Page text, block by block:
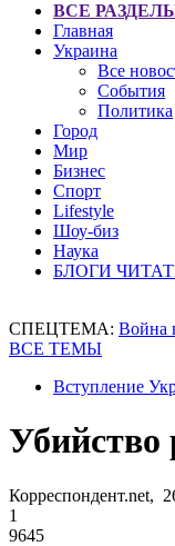
ВСЕ
Главная
Украина
Все
События
Политика
Город
Мир
Бизнес
Спорт
Lifestyle
Шоу-биз
Наука
БЛОГИ
СПЕЦТЕМА: Война
ВСЕ ТЕМЫ
Вступление
Убийство
Корреспондент.net,
1
9645